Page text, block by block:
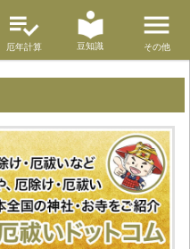
厄年計算 豆知識 その他